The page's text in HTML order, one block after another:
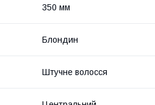
350 мм
Блондин
Штучне волосся